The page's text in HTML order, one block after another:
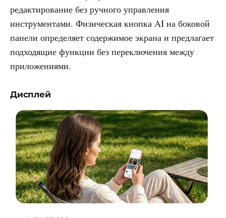
редактирование без ручного управления
инструментами. Физическая кнопка AI на боковой
панели определяет содержимое экрана и предлагает
подходящие функции без переключения между
приложениями.
Дисплей